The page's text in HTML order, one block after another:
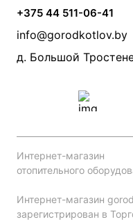
Камины и печи
Дымоходы
Акции
Производители
Монтаж систем
Прайс по монтажу
Проект систем
+375 44 511-06-41
info@gorodkotlov.by
д. Большой
Интернет-магазин
отопительного
Интернет-магазин
зарегистрирован в